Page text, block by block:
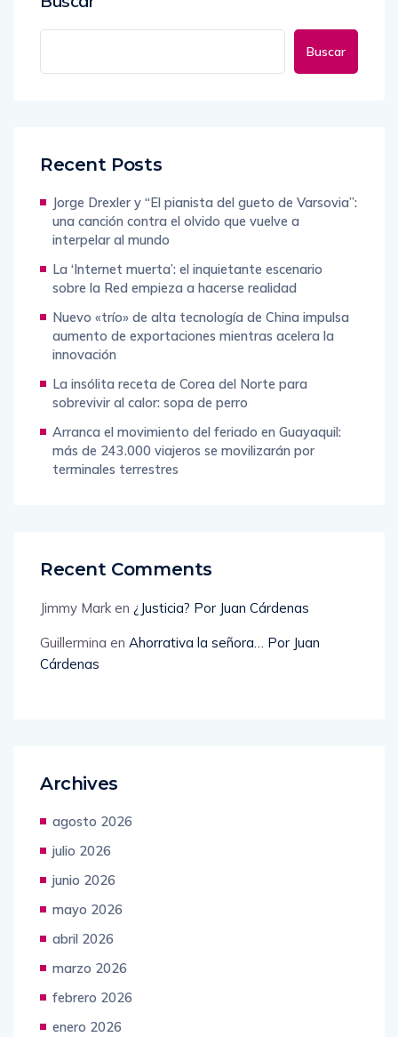
Buscar
Recent Posts
Jorge Drexler y “El pianista del gueto de Varsovia”:
una canción contra el olvido que vuelve a
interpelar al mundo
La ‘Internet muerta’: el inquietante escenario
sobre la Red empieza a hacerse realidad
Nuevo «trío» de alta tecnología de China impulsa
aumento de exportaciones mientras acelera la
innovación
La insólita receta de Corea del Norte para
sobrevivir al calor: sopa de perro
Arranca el movimiento del feriado en Guayaquil:
más de 243.000 viajeros se movilizarán por
terminales terrestres
Recent Comments
Jimmy Mark en ¿Justicia? Por Juan Cárdenas
Guillermina en Ahorrativa la señora… Por Juan
Cárdenas
Archives
agosto 2026
julio 2026
junio 2026
mayo 2026
abril 2026
marzo 2026
febrero 2026
enero 2026